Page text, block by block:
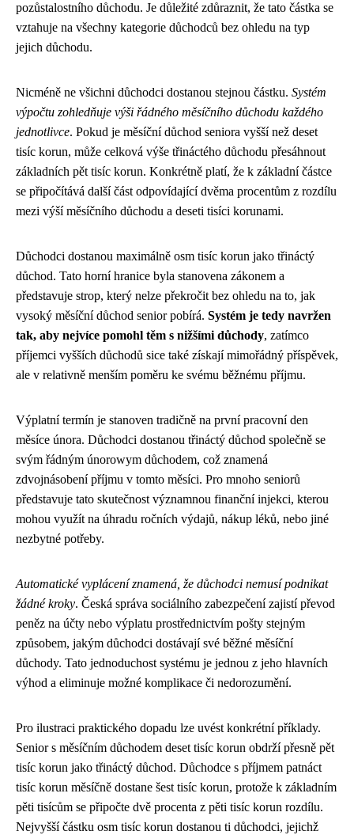
pozůstalostního důchodu. Je důležité zdůraznit, že tato částka se
vztahuje na všechny kategorie důchodců bez ohledu na typ
jejich důchodu.
Nicméně ne všichni důchodci dostanou stejnou částku. Systém
výpočtu zohledňuje výši řádného měsíčního důchodu každého
jednotlivce. Pokud je měsíční důchod seniora vyšší než deset
tisíc korun, může celková výše třináctého důchodu přesáhnout
základních pět tisíc korun. Konkrétně platí, že k základní částce
se připočítává další část odpovídající dvěma procentům z rozdílu
mezi výší měsíčního důchodu a deseti tisíci korunami.
Důchodci dostanou maximálně osm tisíc korun jako třináctý
důchod. Tato horní hranice byla stanovena zákonem a
představuje strop, který nelze překročit bez ohledu na to, jak
vysoký měsíční důchod senior pobírá. Systém je tedy navržen
tak, aby nejvíce pomohl těm s nižšími důchody, zatímco
příjemci vyšších důchodů sice také získají mimořádný příspěvek,
ale v relativně menším poměru ke svému běžnému příjmu.
Výplatní termín je stanoven tradičně na první pracovní den
měsíce února. Důchodci dostanou třináctý důchod společně se
svým řádným únorowym důchodem, což znamená
zdvojnásobení příjmu v tomto měsíci. Pro mnoho seniorů
představuje tato skutečnost významnou finanční injekci, kterou
mohou využít na úhradu ročních výdajů, nákup léků, nebo jiné
nezbytné potřeby.
Automatické vyplácení znamená, že důchodci nemusí podnikat
žádné kroky. Česká správa sociálního zabezpečení zajistí převod
peněz na účty nebo výplatu prostřednictvím pošty stejným
způsobem, jakým důchodci dostávají své běžné měsíční
důchody. Tato jednoduchost systému je jednou z jeho hlavních
výhod a eliminuje možné komplikace či nedorozumění.
Pro ilustraci praktického dopadu lze uvést konkrétní příklady.
Senior s měsíčním důchodem deset tisíc korun obdrží přesně pět
tisíc korun jako třináctý důchod. Důchodce s příjmem patnáct
tisíc korun měsíčně dostane šest tisíc korun, protože k základním
pěti tisícům se připočte dvě procenta z pěti tisíc korun rozdílu.
Nejvyšší částku osm tisíc korun dostanou ti důchodci, jejichž